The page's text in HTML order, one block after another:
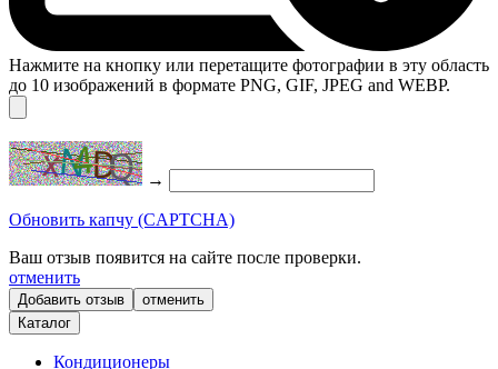
Нажмите на кнопку или перетащите фотографии в эту область
до 10 изображений в формате PNG, GIF, JPEG and WEBP.
→
Обновить капчу (CAPTCHA)
Ваш отзыв появится на сайте после проверки.
отменить
отменить
Каталог
Кондиционеры